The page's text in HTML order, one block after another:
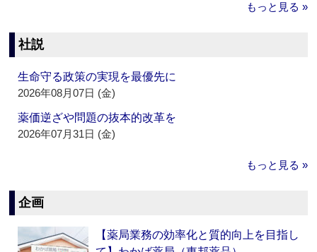
もっと見る »
社説
生命守る政策の実現を最優先に
2026年08月07日 (金)
薬価逆ざや問題の抜本的改革を
2026年07月31日 (金)
もっと見る »
企画
【薬局業務の効率化と質的向上を目指し